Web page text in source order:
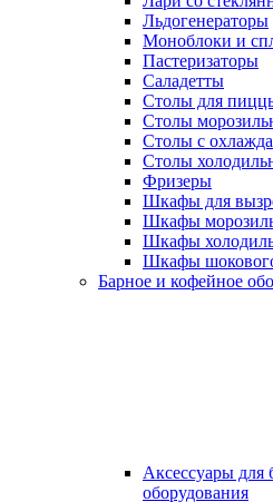
Льдогенераторы
Моноблоки и
Пастеризаторы
Саладетты
Столы для
Столы
Столы с
Столы
Фризеры
Шкафы для
Шкафы
Шкафы
Шкафы
Барное и кофейное
Аксессуары для
оборудования